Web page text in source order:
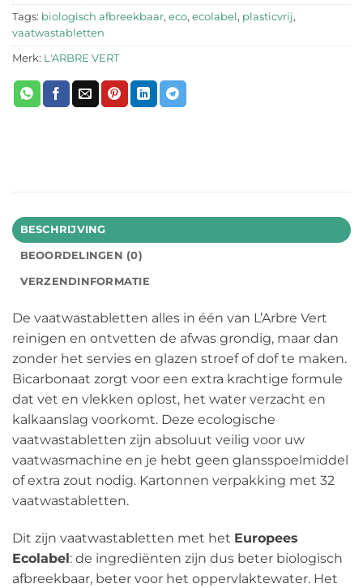
Tags: biologisch afbreekbaar, eco, ecolabel, plasticvrij,
vaatwastabletten
Merk: L'ARBRE VERT
BESCHRIJVING
BEOORDELINGEN (0)
VERZENDINFORMATIE
De vaatwastabletten alles in één van L’Arbre Vert
reinigen en ontvetten de afwas grondig, maar dan
zonder het servies en glazen stroef of dof te maken.
Bicarbonaat zorgt voor een extra krachtige formule
dat vet en vlekken oplost, het water verzacht en
kalkaanslag voorkomt. Deze ecologische
vaatwastabletten zijn absoluut veilig voor uw
vaatwasmachine en je hebt geen glansspoelmiddel
of extra zout nodig. Kartonnen verpakking met 32
vaatwastabletten.
Dit zijn vaatwastabletten met het Europees
Ecolabel : de ingrediënten zijn dus beter biologisch
afbreekbaar, beter voor het oppervlaktewater. Het